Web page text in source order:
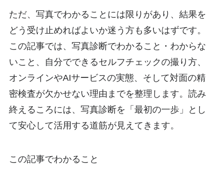
ただ、写真でわかることには限りがあり、結果を
どう受け止めればよいか迷う方も多いはずです。
この記事では、写真診断でわかること・わからな
いこと、自分でできるセルフチェックの撮り方、
オンラインやAIサービスの実態、そして対面の精
密検査が欠かせない理由までを整理します。読み
終えるころには、写真診断を「最初の一歩」とし
て安心して活用する道筋が見えてきます。
この記事でわかること